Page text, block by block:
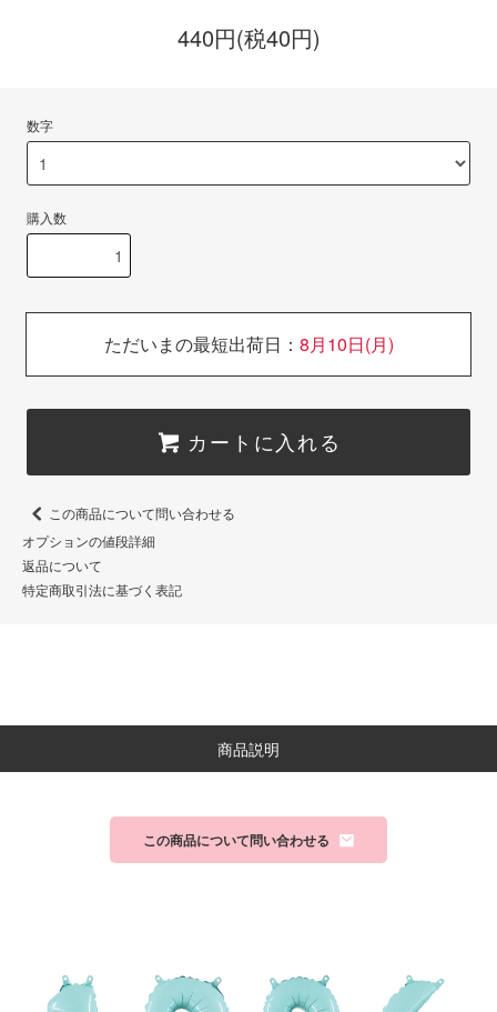
440円(税40円)
数字
購入数
ただいまの最短出荷日： 8月10日(月)
カートに入れる
この商品について問い合わせる
オプションの値段詳細
返品について
特定商取引法に基づく表記
商品説明
この商品について問い合わせる